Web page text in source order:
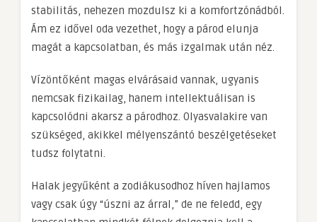
stabilitás, nehezen mozdulsz ki a komfortzónádból.
Ám ez idővel oda vezethet, hogy a párod elunja
magát a kapcsolatban, és más izgalmak után néz.
Vízöntőként magas elvárásaid vannak, ugyanis
nemcsak fizikailag, hanem intellektuálisan is
kapcsolódni akarsz a párodhoz. Olyasvalakire van
szükséged, akikkel mélyenszántó beszélgetéseket
tudsz folytatni.
Halak jegyűként a zodiákusodhoz híven hajlamos
vagy csak úgy “úszni az árral,” de ne feledd, egy